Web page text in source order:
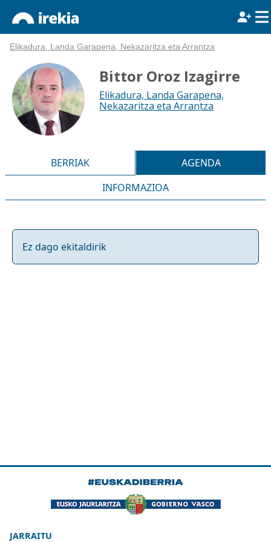
Elikadura, Landa Garapena, Nekazaritza eta Arrantza
Bittor Oroz Izagirre
Elikadura, Landa Garapena,
Nekazaritza eta Arrantza
BERRIAK
AGENDA
INFORMAZIOA
Ez dago ekitaldirik
JARRAITU